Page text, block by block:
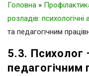
Головна »
розладів: психологічні
та педагогічним
5.3. Психолог
педагогічним